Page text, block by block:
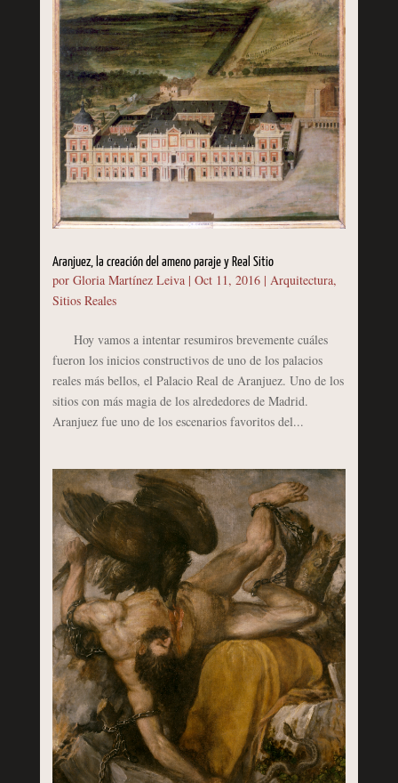
Aranjuez, la creación del ameno paraje y Real Sitio
por Gloria Martínez Leiva| Oct 11, 2016| Arquitectura,
Sitios Reales
Hoy vamos a intentar resumiros brevemente cuáles
fueron los inicios constructivos de uno de los palacios
reales más bellos, el Palacio Real de Aranjuez. Uno de los
sitios con más magia de los alrededores de Madrid.
Aranjuez fue uno de los escenarios favoritos del...